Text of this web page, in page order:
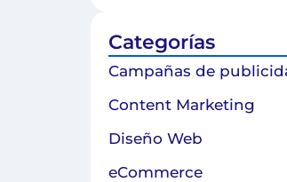
Categorías
Campañas de
Content Marketing
Diseño Web
eCommerce